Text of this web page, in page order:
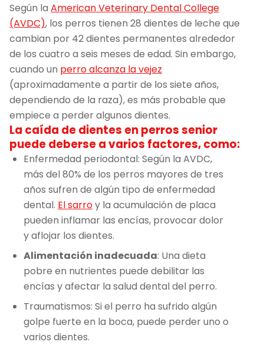
Según la American Veterinary Dental College
(AVDC), los perros tienen 28 dientes de leche que
cambian por 42 dientes permanentes alrededor
de los cuatro a seis meses de edad. Sin embargo,
cuando un perro alcanza la vejez
(aproximadamente a partir de los siete años,
dependiendo de la raza), es más probable que
empiece a perder algunos dientes.
La caída de dientes en perros senior
puede deberse a varios factores, como:
Enfermedad periodontal: Según la AVDC,
más del 80% de los perros mayores de tres
años sufren de algún tipo de enfermedad
dental. El sarroy la acumulación de placa
pueden inflamar las encías, provocar dolor
y aflojar los dientes.
Alimentación inadecuada: Una dieta
pobre en nutrientes puede debilitar las
encías y afectar la salud dental del perro.
Traumatismos: Si el perro ha sufrido algún
golpe fuerte en la boca, puede perder uno o
varios dientes.